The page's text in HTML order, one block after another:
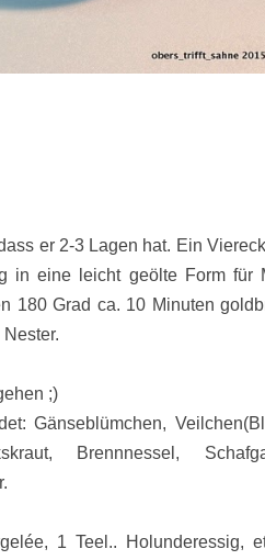
er 2-3 Lagen hat. Ein
in eine leicht geölte Form für
180 Grad ca. 10 Minuten
;)
Gänseblümchen,
Brennnessel,
1 Teel.. Holunderessig,